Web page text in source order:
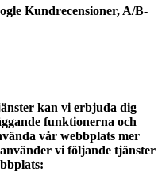
Kundrecensioner, A/B-
kan vi erbjuda dig
funktionerna och
vår webbplats mer
vi följande tjänster